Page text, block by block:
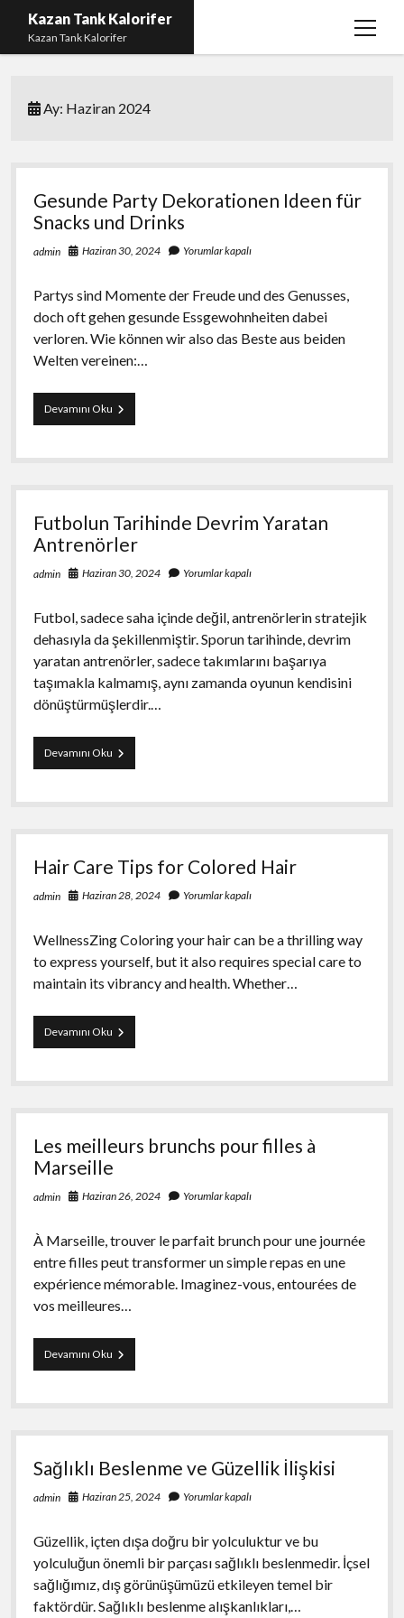
Kazan Tank Kalorifer
Kazan Tank Kalorifer
menüyü
Liste
Spotify Takipçi Hilesi Şifresiz
Twitter Gizli Hesap Yorumları
Ay: Haziran 2024
Gesunde Party Dekorationen Ideen für
Snacks und Drinks
admin Haziran 30, 2024 Yorumlar kapalı
Partys sind Momente der Freude und des Genusses,
doch oft gehen gesunde Essgewohnheiten dabei
verloren. Wie können wir also das Beste aus beiden
Welten vereinen:…
Devamını OkuGesunde
Party
Ideen
Snacks
Drinks
Futbolun Tarihinde Devrim Yaratan
Antrenörler
admin Haziran 30, 2024 Yorumlar kapalı
Futbol, sadece saha içinde değil, antrenörlerin stratejik
dehasıyla da şekillenmiştir. Sporun tarihinde, devrim
yaratan antrenörler, sadece takımlarını başarıya
taşımakla kalmamış, aynı zamanda oyunun kendisini
dönüştürmüşlerdir.…
Devamını OkuFutbolun
Tarihinde
Yaratan
Hair Care Tips for Colored Hair
admin Haziran 28, 2024 Yorumlar kapalı
WellnessZing Coloring your hair can be a thrilling way
to express yourself, but it also requires special care to
maintain its vibrancy and health. Whether…
Devamını OkuHair
Care
for
Hair
Les meilleurs brunchs pour filles à
Marseille
admin Haziran 26, 2024 Yorumlar kapalı
À Marseille, trouver le parfait brunch pour une journée
entre filles peut transformer un simple repas en une
expérience mémorable. Imaginez-vous, entourées de
vos meilleures…
Devamını OkuLes
meilleurs
pour
à
Sağlıklı Beslenme ve Güzellik İlişkisi
admin Haziran 25, 2024 Yorumlar kapalı
Güzellik, içten dışa doğru bir yolculuktur ve bu
yolculuğun önemli bir parçası sağlıklı beslenmedir. İçsel
sağlığımız, dış görünüşümüzü etkileyen temel bir
faktördür. Sağlıklı beslenme alışkanlıkları,…